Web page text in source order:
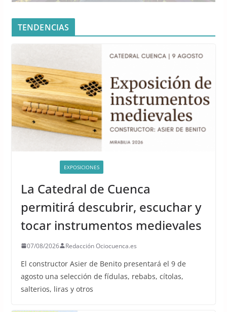
TENDENCIAS
EXPOSICIONES
La Catedral de Cuenca
permitirá descubrir, escuchar y
tocar instrumentos medievales
07/08/2026 Redacción Ociocuenca.es
El constructor Asier de Benito presentará el 9 de
agosto una selección de fídulas, rebabs, cítolas,
salterios, liras y otros